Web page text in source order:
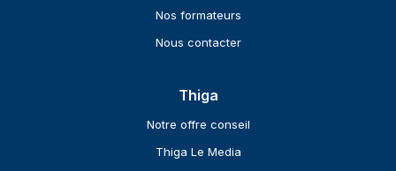
Nos formateurs
Nous contacter
Thiga
Notre offre conseil
Thiga Le Media